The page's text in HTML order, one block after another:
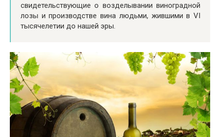
свидетельствующие о возделывании виноградной
лозы и производстве вина людьми, жившими в VI
тысячелетии до нашей эры.